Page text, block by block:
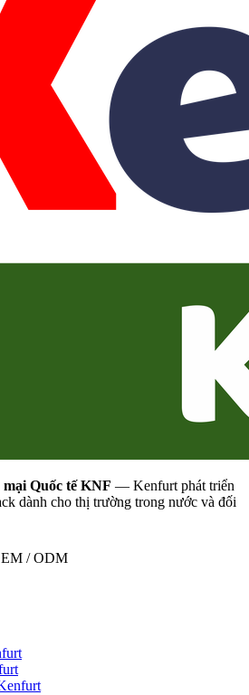
Quốc tế KNF — Kenfurt phát triển
dành cho thị trường trong nước và đối
/ ODM